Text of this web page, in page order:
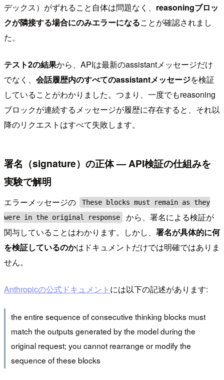
デックス）がずれること自体は問題なく、 reasoningブロッ
クが隣接する場合にのみエラーになることが確認されまし
た。
テスト2の結果から、APIは最新のassistantメッセージだけ
でなく、 会話履歴内のすべてのassistantメッセージを検証
していることがわかりました。つまり、一度でもreasoning
ブロックが連続するメッセージが履歴に存在すると、それ以
降のリクエストはすべて失敗します。
署名（signature）の正体 — API検証の仕組みを
実験で解明
エラーメッセージの
These blocks must remain as they
were in the original response
から、署名による検証が
関与していることはわかります。しかし、 署名が具体的に何
を検証しているのかはドキュメントだけでは明確ではありま
せん。
Anthropicの公式ドキュメント には以下の記述があります:
the entire sequence of consecutive thinking blocks must
match the outputs generated by the model during the
original request; you cannot rearrange or modify the
sequence of these blocks